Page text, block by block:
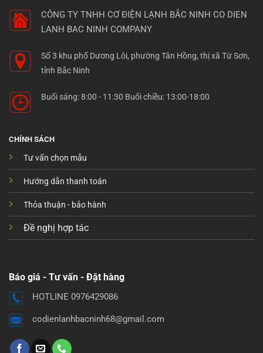
CÔNG TY TNHH CƠ ĐIỆN LẠNH BẮC NINH CO DIEN
LANH BAC NINH COMPANY
Số 3 khu phố Dương Lôi, phường Tân Hồng, thị xã Từ Sơn,
tỉnh Bắc Ninh
Buổi sáng: 8:00 - 11:30 Buổi chiều: 13:00-18:00
CHÍNH SÁCH
Tư vấn chọn mẫu
Hướng dẫn thanh toán
Thỏa thuận - bảo hành
Đề nghị hợp tác
Báo giá - Tư vấn - Đặt hàng
HOTLINE 0976429086
codienlanhbacninh68@gmail.com